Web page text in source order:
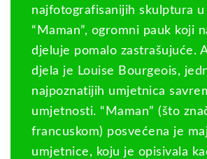
najfotografisanijih skulptura u
“Maman”, ogromni pauk koji
djeluje pomalo zastrašujuće.
djela je Louise Bourgeois,
najpoznatijih umjetnica
umjetnosti. “Maman” (što
francuskom) posvećena je
umjetnice, koju je opisivala